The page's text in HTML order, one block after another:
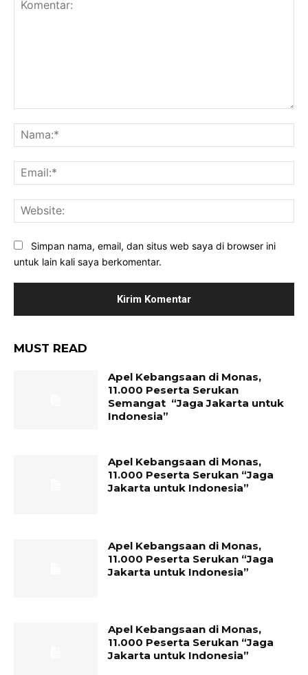
Simpan nama, email, dan situs web saya di browser ini
untuk lain kali saya berkomentar.
MUST READ
Apel Kebangsaan di Monas,
11.000 Peserta Serukan
Semangat “Jaga Jakarta untuk
Indonesia”
Apel Kebangsaan di Monas,
11.000 Peserta Serukan “Jaga
Jakarta untuk Indonesia”
Apel Kebangsaan di Monas,
11.000 Peserta Serukan “Jaga
Jakarta untuk Indonesia”
Apel Kebangsaan di Monas,
11.000 Peserta Serukan “Jaga
Jakarta untuk Indonesia”